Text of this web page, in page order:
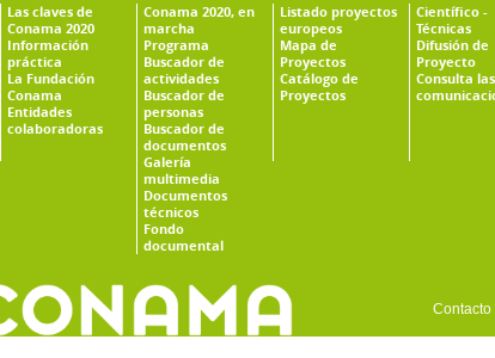
Las claves de
Conama 2020
Información
práctica
La Fundación
Conama
Entidades
colaboradoras
Conama 2020, en
marcha
Programa
Buscador de
actividades
Buscador de
personas
Buscador de
documentos
Galería
multimedia
Documentos
técnicos
Fondo
documental
Listado proyectos
europeos
Mapa de
Proyectos
Catálogo de
Proyectos
Científico -
Técnicas
Difusión de
Proyecto
Consulta las
Contacto